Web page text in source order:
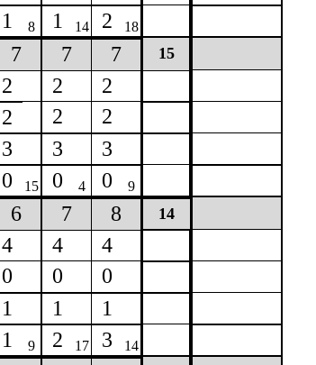
1 8 1 14 2 18
7 7 7
15
2 2 2
2 2 2
3 3 3
0 15 0 4 0 9
6 7 8
14
4 4 4
0 0 0
1 1 1
1 9 2 17 3 14